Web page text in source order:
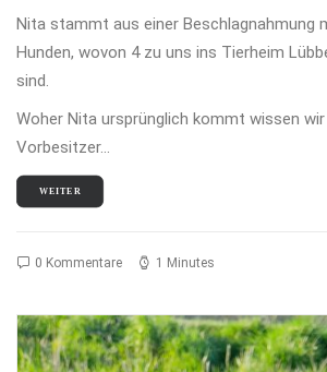
Nita stammt aus einer Beschlagnahmung
Hunden, wovon 4 zu uns ins Tierheim
sind.
Woher Nita ursprünglich kommt wissen
Vorbesitzer…
WEITER
0 Kommentare 1 Minutes